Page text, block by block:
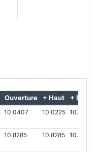
Ouverture + Haut + Bas
10.0407 10.0225 10.0043
10.8285 10.8285 10.8214